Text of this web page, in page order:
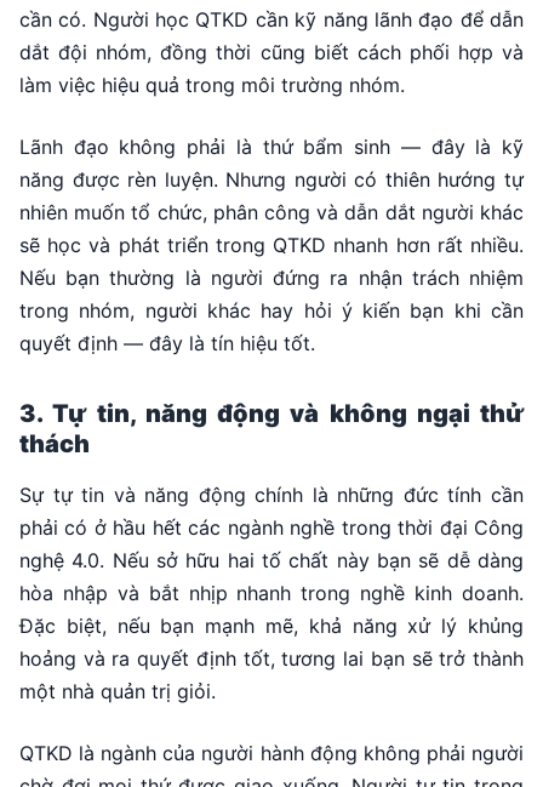
cần có. Người học QTKD cần kỹ năng lãnh đạo để dẫn
dắt đội nhóm, đồng thời cũng biết cách phối hợp và
làm việc hiệu quả trong môi trường nhóm.
Lãnh đạo không phải là thứ bẩm sinh — đây là kỹ
năng được rèn luyện. Nhưng người có thiên hướng tự
nhiên muốn tổ chức, phân công và dẫn dắt người khác
sẽ học và phát triển trong QTKD nhanh hơn rất nhiều.
Nếu bạn thường là người đứng ra nhận trách nhiệm
trong nhóm, người khác hay hỏi ý kiến bạn khi cần
quyết định — đây là tín hiệu tốt.
3. Tự tin, năng động và không ngại thử
thách
Sự tự tin và năng động chính là những đức tính cần
phải có ở hầu hết các ngành nghề trong thời đại Công
nghệ 4.0. Nếu sở hữu hai tố chất này bạn sẽ dễ dàng
hòa nhập và bắt nhịp nhanh trong nghề kinh doanh.
Đặc biệt, nếu bạn mạnh mẽ, khả năng xử lý khủng
hoảng và ra quyết định tốt, tương lai bạn sẽ trở thành
một nhà quản trị giỏi.
QTKD là ngành của người hành động không phải người